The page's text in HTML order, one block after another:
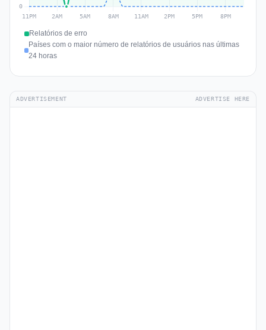
Relatórios de erro
Países com o maior número de relatórios de usuários nas últimas
24 horas
ADVERTISEMENT ADVERTISE HERE